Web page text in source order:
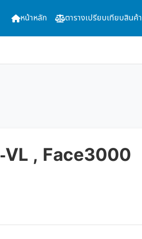
หน้าหลัก ตารางเปรียบเทียบสินค้า
, Face3000